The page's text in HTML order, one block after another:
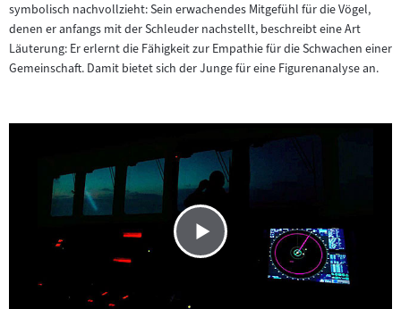
symbolisch nachvollzieht: Sein erwachendes Mitgefühl für die Vögel,
denen er anfangs mit der Schleuder nachstellt, beschreibt eine Art
Läuterung: Er erlernt die Fähigkeit zur Empathie für die Schwachen einer
Gemeinschaft. Damit bietet sich der Junge für eine Figurenanalyse an.